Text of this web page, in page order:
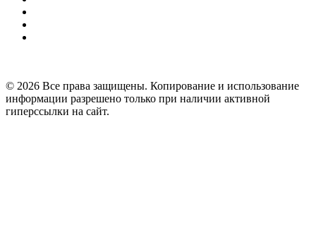
© 2026 Все права защищены. Копирование и использование
информации разрешено только при наличии активной
гиперссылки на сайт.